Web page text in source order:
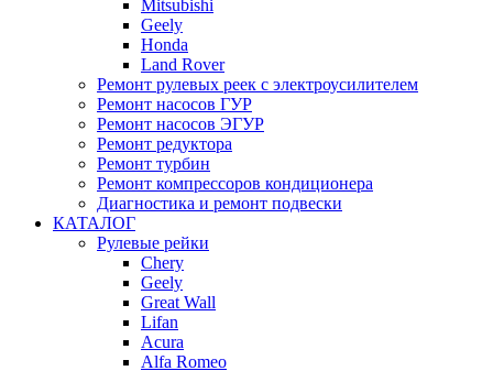
Mitsubishi
Geely
Honda
Land Rover
Ремонт рулевых реек с электроусилителем
Ремонт насосов ГУР
Ремонт насосов ЭГУР
Ремонт редуктора
Ремонт турбин
Ремонт компрессоров кондиционера
Диагностика и ремонт подвески
КАТАЛОГ
Рулевые рейки
Chery
Geely
Great Wall
Lifan
Acura
Alfa Romeo